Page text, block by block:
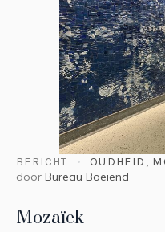
BERICHT OUDHEID ,
door Bureau Boeiend
Mozaïek